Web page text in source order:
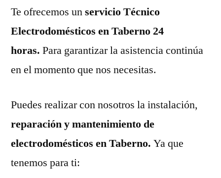
Te ofrecemos unservicio Técnico
Electrodomésticos en Taberno 24
horas. Para garantizar la asistencia continúa
en el momento que nos necesitas.
Puedes realizar con nosotros la instalación,
reparación y mantenimiento de
electrodomésticos en Taberno. Ya que
tenemos para ti: